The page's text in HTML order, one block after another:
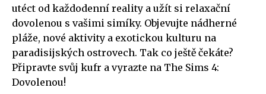
utéct od každodenní reality a užít si relaxační
dovolenou s vašimi simíky. Objevujte nádherné
pláže, nové aktivity a exotickou kulturu na
paradisijských ostrovech. Tak co ještě čekáte?
Připravte svůj kufr a vyrazte na The Sims 4:
Dovolenou!